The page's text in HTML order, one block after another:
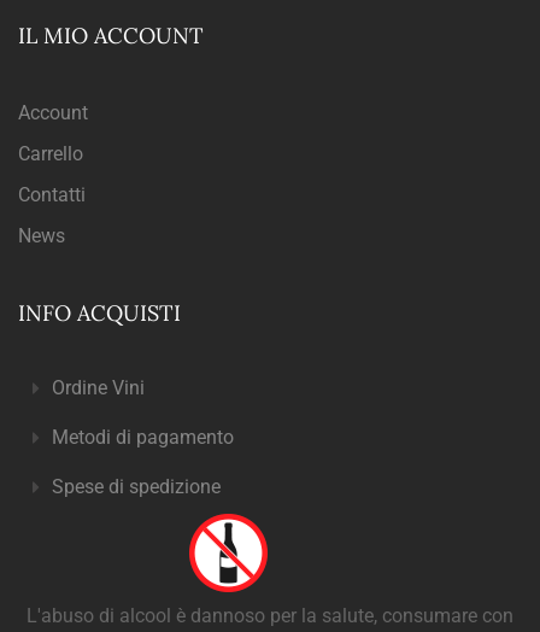
IL MIO ACCOUNT
Account
Carrello
Contatti
News
INFO ACQUISTI
Ordine Vini
Metodi di pagamento
Spese di spedizione
L'abuso di alcool è dannoso per la salute, consumare con